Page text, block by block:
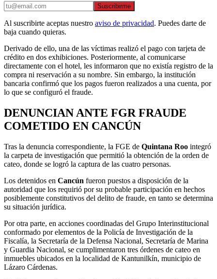
Suscribirme
Al suscribirte aceptas nuestro aviso de privacidad. Puedes darte de
baja cuando quieras.
Derivado de ello, una de las víctimas realizó el pago con tarjeta de
crédito en dos exhibiciones. Posteriormente, al comunicarse
directamente con el hotel, les informaron que no existía registro de la
compra ni reservación a su nombre. Sin embargo, la institución
bancaria confirmó que los pagos fueron realizados a una cuenta, por
lo que se configuró el fraude.
DENUNCIAN ANTE FGR FRAUDE
COMETIDO EN CANCÚN
Tras la denuncia correspondiente, la FGE de Quintana Roo integró
la carpeta de investigación que permitió la obtención de la orden de
cateo, donde se logró la captura de las cuatro personas.
Los detenidos en Cancún fueron puestos a disposición de la
autoridad que los requirió por su probable participación en hechos
posiblemente constitutivos del delito de fraude, en tanto se determina
su situación jurídica.
Por otra parte, en acciones coordinadas del Grupo Interinstitucional
conformado por elementos de la Policía de Investigación de la
Fiscalía, la Secretaría de la Defensa Nacional, Secretaría de Marina
y Guardia Nacional, se cumplimentaron tres órdenes de cateo en
inmuebles ubicados en la localidad de Kantunilkín, municipio de
Lázaro Cárdenas.